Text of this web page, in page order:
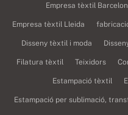
Empresa tèxtil
Empresa tèxtil Lleida
Disseny tèxtil i moda
Filatura tèxtil Teixidors
Estampació tèxtil
Estampació per sublimació,